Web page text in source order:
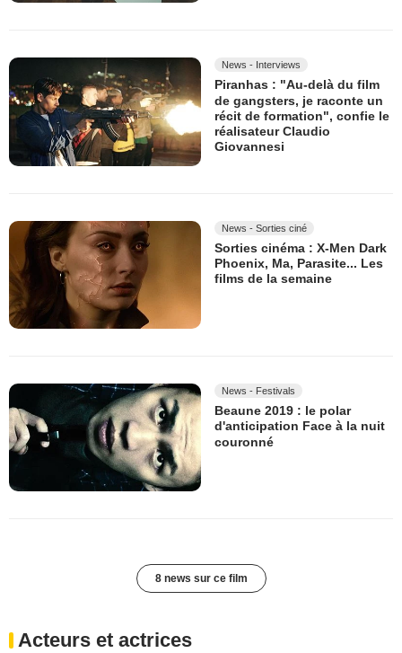
News - Interviews
Piranhas : "Au-delà du film
de gangsters, je raconte un
récit de formation", confie le
réalisateur Claudio
Giovannesi
News - Sorties ciné
Sorties cinéma : X-Men Dark
Phoenix, Ma, Parasite... Les
films de la semaine
News - Festivals
Beaune 2019 : le polar
d'anticipation Face à la nuit
couronné
8 news sur ce film
Acteurs et actrices